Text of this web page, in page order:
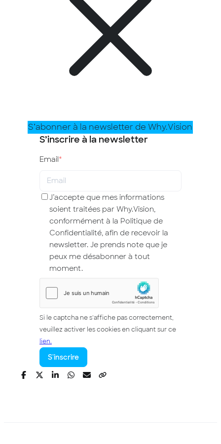
S’abonner à la newsletter de Why.Vision
S’inscrire à la newsletter
Email*
J’accepte que mes informations
soient traitées par Why.Vision,
conformément à la Politique de
Confidentialité, afin de recevoir la
newsletter. Je prends note que je
peux me désabonner à tout
moment.
Si le captcha ne s'affiche pas correctement,
veuillez activer les cookies en cliquant sur ce
lien.